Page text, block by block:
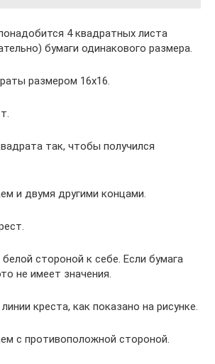
4 квадратных листа
бумаги одинакового размера.
размером 16х16.
так, чтобы получился
и двумя другими концами.
стороной к себе. Если бумага
не имеет значения.
креста, как показано на рисунке.
с противоположной стороной.